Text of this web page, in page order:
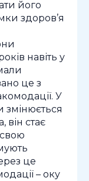
його
здоров’я
навіть у
це з
У
він стає
це
– оку